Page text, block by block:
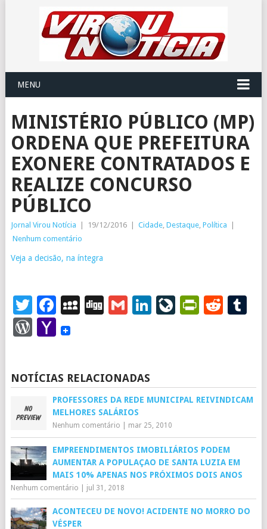
MENU
MINISTÉRIO PÚBLICO (MP)
ORDENA QUE PREFEITURA
EXONERE CONTRATADOS E
REALIZE CONCURSO
PÚBLICO
Jornal Virou Notícia 19/12/2016 Cidade, Destaque, Política
Nenhum comentário
Veja a decisão, na íntegra
Twitter
Facebook
MySpace
DiggGmailLinkedIn
WordPress
Yahoo
NOTÍCIAS RELACIONADAS
PROFESSORES DA REDE MUNICIPAL REIVINDICAM
MELHORES SALÁRIOS
Nenhum comentário mar 25, 2010
EMPREENDIMENTOS IMOBILIÁRIOS PODEM
AUMENTAR A POPULAÇAO DE SANTA LUZIA EM
MAIS 10% APENAS NOS PRÓXIMOS DOIS ANOS
Nenhum comentário jul 31, 2018
ACONTECEU DE NOVO! ACIDENTE NO MORRO DO
VÉSPER